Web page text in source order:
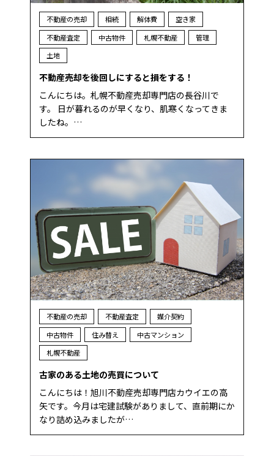
不動産の売却 相続 解体費
空き家
不動産査定
中古物件 札幌不動産
管理
土地
不動産売却を後回しにすると損をする！
こんにちは。札幌不動産売却専門店の長谷川で
す。 日が暮れるのが早くなり、肌寒くなってきま
したね。…
不動産の売却 不動産査定
媒介契約
中古物件
住み替え
中古マンション
札幌不動産
古家のある土地の売買について
こんにちは！旭川不動産売却専門店カウイエの高
矢です。今月は宅建試験がありまして、直前期にか
なり詰め込みましたが…